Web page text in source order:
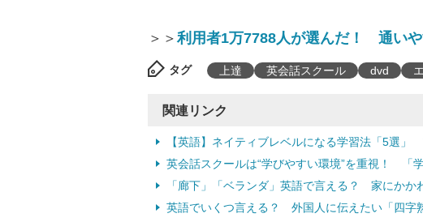
＞＞利用者1万7788人が選んだ！ 通い
タグ 上達 英会話スクール dvd
関連リンク
【英語】ネイティブレベルになる学習法「5選」
英会話スクールは“学びやすい環境”を重視！ 「
「廊下」「ベランダ」英語で言える？ 家にかか
英語でいくつ言える？ 外国人に伝えたい「四字